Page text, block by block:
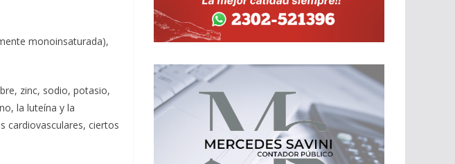
monoinsaturada),
zinc, sodio, potasio,
la luteína y la
cardiovasculares, ciertos